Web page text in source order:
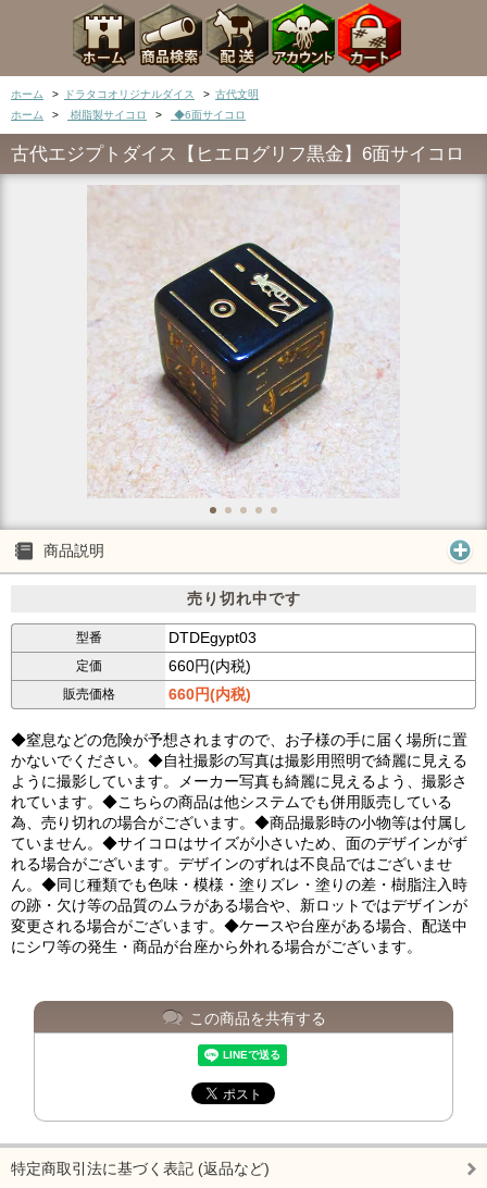
ホーム > ドラタコオリジナルダイス > 古代文明
ホーム
> 樹脂製サイコロ > ◆6面サイコロ
古代エジプトダイス【ヒエログリフ黒金】6面サイコロ
商品説明
売り切れ中です
型番 DTDEgypt03
定価 660円(内税)
販売価格 660円(内税)
◆窒息などの危険が予想されますので、お子様の手に届く場所に置
かないでください。◆自社撮影の写真は撮影用照明で綺麗に見える
ように撮影しています。メーカー写真も綺麗に見えるよう、撮影さ
れています。◆こちらの商品は他システムでも併用販売している
為、売り切れの場合がございます。◆商品撮影時の小物等は付属し
ていません。◆サイコロはサイズが小さいため、面のデザインがず
れる場合がございます。デザインのずれは不良品ではございませ
ん。◆同じ種類でも色味・模様・塗りズレ・塗りの差・樹脂注入時
の跡・欠け等の品質のムラがある場合や、新ロットではデザインが
変更される場合がございます。◆ケースや台座がある場合、配送中
にシワ等の発生・商品が台座から外れる場合がございます。
この商品を共有する
特定商取引法に基づく表記 (返品など)